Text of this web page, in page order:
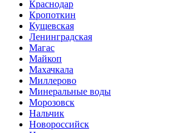
Краснодар
Кропоткин
Кущевская
Ленинградская
Магас
Майкоп
Махачкала
Миллерово
Минеральные воды
Морозовск
Нальчик
Новороссийск